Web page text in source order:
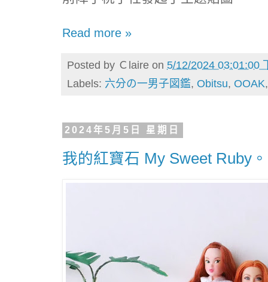
Read more »
Posted by Ｃlaire on 5/12/2024 03:01:00
Labels: 六分の一男子図鑑, Obitsu, OOAK
2024年5月5日 星期日
我的紅寶石 My Sweet Ruby